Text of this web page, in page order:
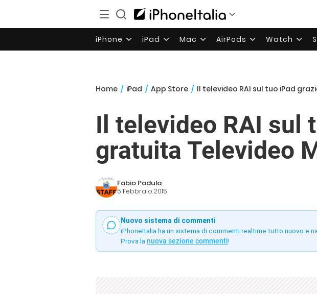
iPhone iPad Mac AirPods Watch
Home / iPad / App Store / Il televideo RAI sul tuo iPad
Il televideo RAI sul
gratuita Televideo
Fabio Padula
5 Febbraio 2015
Nuovo sistema di commenti
iPhoneItalia ha un sistema di commenti realtime tutto nuovo e
Prova la nuova sezione commenti!